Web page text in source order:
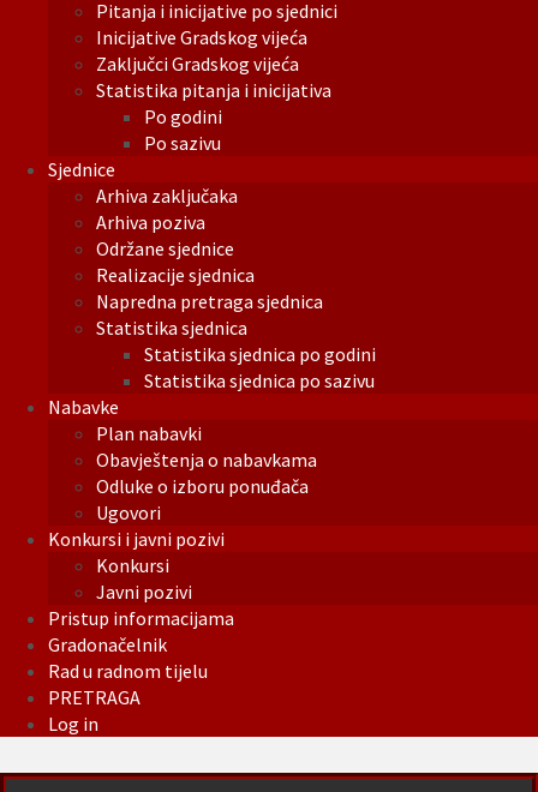
Pitanja i inicijative po sjednici
Inicijative Gradskog vijeća
Zaključci Gradskog vijeća
Statistika pitanja i inicijativa
Po godini
Po sazivu
Sjednice
Arhiva zaključaka
Arhiva poziva
Održane sjednice
Realizacije sjednica
Napredna pretraga sjednica
Statistika sjednica
Statistika sjednica po godini
Statistika sjednica po sazivu
Nabavke
Plan nabavki
Obavještenja o nabavkama
Odluke o izboru ponuđača
Ugovori
Konkursi i javni pozivi
Konkursi
Javni pozivi
Pristup informacijama
Gradonačelnik
Rad u radnom tijelu
PRETRAGA
Log in